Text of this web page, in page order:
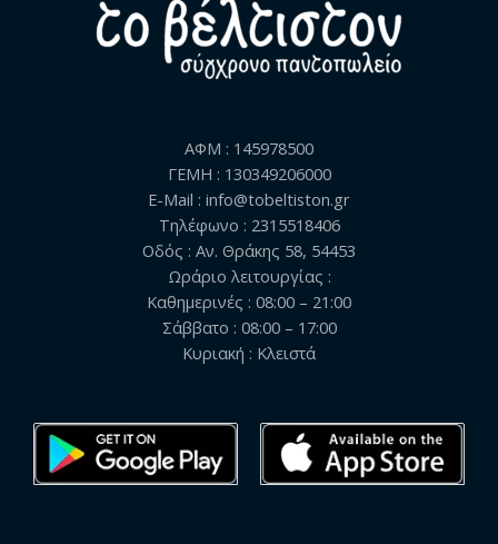
ΑΦΜ : 145978500
ΓΕΜΗ : 130349206000
E-Mail : info@tobeltiston.gr
Τηλέφωνο : 2315518406
Οδός : Αν. Θράκης 58, 54453
Ωράριο λειτουργίας :
Καθημερινές : 08:00 – 21:00
Σάββατο : 08:00 – 17:00
Κυριακή : Κλειστά